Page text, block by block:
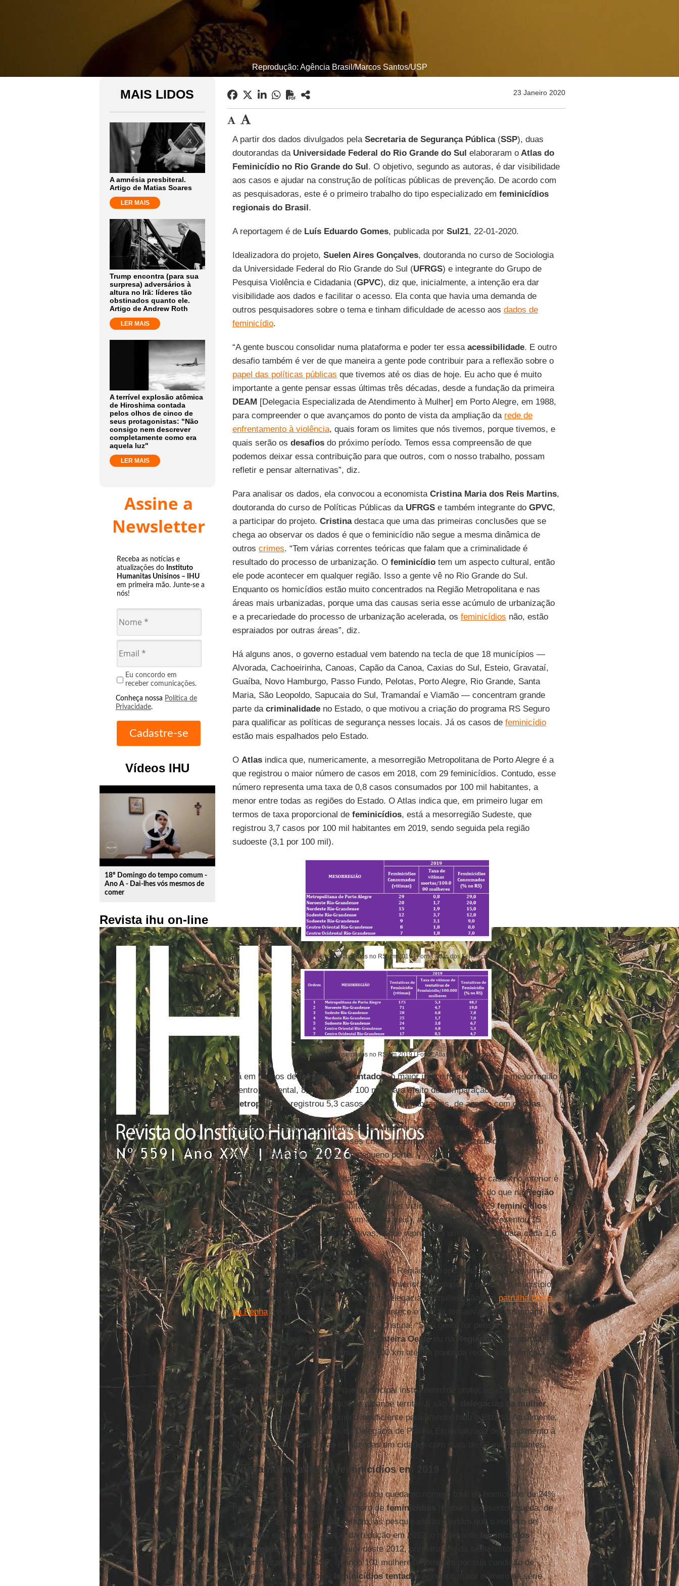
Reprodução: Agência Brasil/Marcos Santos/USP
MAIS LIDOS
A amnésia presbiteral.
Artigo de Matias Soares
LER MAIS
Trump encontra (para sua
surpresa) adversários à
altura no Irã: líderes tão
obstinados quanto ele.
Artigo de Andrew Roth
LER MAIS
A terrível explosão atômica
de Hiroshima contada
pelos olhos de cinco de
seus protagonistas: "Não
consigo nem descrever
completamente como era
aquela luz"
LER MAIS
Assine a
Newsletter
Receba as notícias e
atualizações do Instituto
Humanitas Unisinos – IHU
em primeira mão. Junte-se a
nós!
Eu concordo em
receber comunicações.
Conheça nossa Política de
Privacidade.
Vídeos IHU
play_circle_outline
18º Domingo do tempo comum -
Ano A - Dai-lhes vós mesmos de
comer
Revista ihu on-line
23 Janeiro 2020
A partir dos dados divulgados pela Secretaria de Segurança Pública(SSP), duas
doutorandas da Universidade Federal do Rio Grande do Sul elaboraram oAtlas do
Feminicídio no Rio Grande do Sul. O objetivo, segundo as autoras, é dar visibilidade
aos casos e ajudar na construção de políticas públicas de prevenção. De acordo com
as pesquisadoras, este é o primeiro trabalho do tipo especializado em feminicídios
regionais do Brasil.
A reportagem é de Luís Eduardo Gomes, publicada por Sul21, 22-01-2020.
Idealizadora do projeto, Suelen Aires Gonçalves, doutoranda no curso de Sociologia
da Universidade Federal do Rio Grande do Sul (UFRGS) e integrante do Grupo de
Pesquisa Violência e Cidadania (GPVC), diz que, inicialmente, a intenção era dar
visibilidade aos dados e facilitar o acesso. Ela conta que havia uma demanda de
outros pesquisadores sobre o tema e tinham dificuldade de acesso aos dados de
feminicídio.
“A gente buscou consolidar numa plataforma e poder ter essa acessibilidade. E outro
desafio também é ver de que maneira a gente pode contribuir para a reflexão sobre o
papel das políticas públicas que tivemos até os dias de hoje. Eu acho que é muito
importante a gente pensar essas últimas três décadas, desde a fundação da primeira
DEAM [Delegacia Especializada de Atendimento à Mulher] em Porto Alegre, em 1988,
para compreender o que avançamos do ponto de vista da ampliação da rede de
enfrentamento à violência, quais foram os limites que nós tivemos, porque tivemos, e
quais serão os desafiosdo próximo período. Temos essa compreensão de que
podemos deixar essa contribuição para que outros, com o nosso trabalho, possam
refletir e pensar alternativas”, diz.
Para analisar os dados, ela convocou a economista Cristina Maria dos Reis Martins,
doutoranda do curso de Políticas Públicas da UFRGSe também integrante do GPVC,
a participar do projeto. Cristinadestaca que uma das primeiras conclusões que se
chega ao observar os dados é que o feminicídio não segue a mesma dinâmica de
outros crimes. “Tem várias correntes teóricas que falam que a criminalidade é
resultado do processo de urbanização. O feminicídiotem um aspecto cultural, então
ele pode acontecer em qualquer região. Isso a gente vê no Rio Grande do Sul.
Enquanto os homicídios estão muito concentrados na Região Metropolitana e nas
áreas mais urbanizadas, porque uma das causas seria esse acúmulo de urbanização
e a precariedade do processo de urbanização acelerada, os feminicídios não, estão
espraiados por outras áreas”, diz.
Há alguns anos, o governo estadual vem batendo na tecla de que 18 municípios —
Alvorada, Cachoeirinha, Canoas, Capão da Canoa, Caxias do Sul, Esteio, Gravataí,
Guaíba, Novo Hamburgo, Passo Fundo, Pelotas, Porto Alegre, Rio Grande, Santa
Maria, São Leopoldo, Sapucaia do Sul, Tramandaí e Viamão — concentram grande
parte da criminalidadeno Estado, o que motivou a criação do programa RS Seguro
para qualificar as políticas de segurança nesses locais. Já os casos de feminicídio
estão mais espalhados pelo Estado.
O Atlasindica que, numericamente, a mesorregião Metropolitana de Porto Alegre é a
que registrou o maior número de casos em 2018, com 29 feminicídios. Contudo, esse
número representa uma taxa de 0,8 casos consumados por 100 mil habitantes, a
menor entre todas as regiões do Estado. O Atlas indica que, em primeiro lugar em
termos de taxa proporcional de feminicídios, está a mesorregião Sudeste, que
registrou 3,7 casos por 100 mil habitantes em 2019, sendo seguida pela região
sudoeste (3,1 por 100 mil).
Feminicídios consumados no RS em 2019 | Fonte: Atlas dos Feminicídios
Feminicídios consumados no RS em 2019 | Fonte: Atlas dos Feminicídios
Já em termos de feminicídios tentados, o maior índice foi registrado na mesorregião
Centro Ocidental, 8,5 casos por 100 mil. Para efeito de comparação, a região
Metropolitanaregistrou 5,3 casos por 100 mil habitantes, de acordo com oAtlas.
Suelendiz que uma das intenções doAtlasfoi justamente dar visibilidade a esse
fenômeno e demonstrar que esses crimes ocorrem ao longo de todo o território do
Estado, inclusive em cidades de pequeno porte.
Cristina
avalia que uma das causas para essa maior proporção de casos no interior é
o fato de que há mais casos consumados por tentativas no interior do que naRegião
Metropolitana. Enquanto a Capital e cidades vizinhas registraram 29feminicídios
consumadose 175 tentativas (um a cada seis), a região Nordeste apresentou 15
casos consumados para 25 tentativas, o que representa um feminicídio para cada 1,6
tentativas.
“O que a gente pode pensar disso? Que na Região Metropolitana a gente tem uma
rede de proteção mais eficiente do que no interior. No interior, a gente tem municípios
que nem tem rede de proteção, não tem delegacia da mulher, não tem patrulha Maria
da Penha. Isso aí conta. Então, o que acontece é que as tentativas se consumam
mais no interior do que na Capital”, diz Cristina. “Se a gente for pensar em uma
mulher em situação de violência na Fronteira Oesteou na Região da Campanha, ela
teria que andar um trajeto de mais de 100 km até um ponto da rede”, complementa
Suelen
.
As pesquisadoras destacam que o principal instrumento de proteção às mulheres
vítimas de violência em termos de alcance territorial são as
delegacias da mulher,
mas ainda assim são em número insuficiente para atender todo o Estado. Atualmente,
o RS conta com 18 unidades da Delegacia de Polícia Especializada de Atendimento à
Mulher (DEAM ), todas elas localizadas em cidades com mais de 60 mil habitantes.
Queda no número de feminicídios em 2019
Em 2019, o Rio Grande do Sul registrou queda no número total de homicídios de 24%
na comparação com 2018. O número defeminicídios
também apresentou queda, de
14% — de 116 para 100. No entanto, as pesquisadoras alertam que o número de
tentativas subiu e que, apesar da redução em 2019, o número de
feminicídios
consumadosfoi o segundo maior deste 2012, primeiro ano da série histórica
disponibilizadas pela
SSP, quando 101 mulheres morreram por sua condição de
mulheres. Já o número de
feminicídios tentados
atingiu o maior número da série